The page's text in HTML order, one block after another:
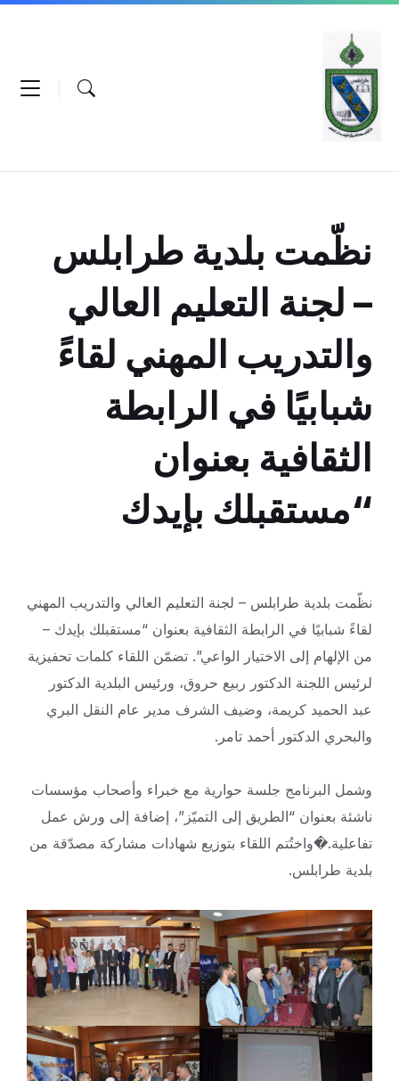
Skip
content
Skip
navigation
Skip
نظّمت بلدية طرابلس
– لجنة التعليم العالي
والتدريب المهني لقاءً
شبابيًا في الرابطة
الثقافية بعنوان
“مستقبلك بإيدك
نظّمت بلدية طرابلس – لجنة التعليم العالي والتدريب المهني
لقاءً شبابيًا في الرابطة الثقافية بعنوان “مستقبلك بإيدك –
من الإلهام إلى الاختيار الواعي”. تضمّن اللقاء كلمات تحفيزية
لرئيس اللجنة الدكتور ربيع حروق، ورئيس البلدية الدكتور
عبد الحميد كريمة، وضيف الشرف مدير عام النقل البري
والبحري الدكتور أحمد تامر.
وشمل البرنامج جلسة حوارية مع خبراء وأصحاب مؤسسات
ناشئة بعنوان “الطريق إلى التميّز”، إضافة إلى ورش عمل
تفاعلية.�واختُتم اللقاء بتوزيع شهادات مشاركة مصدّقة من
بلدية طرابلس.